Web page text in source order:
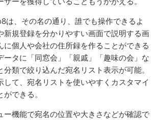
は、その名の通り、誰でも操作できるよ
新規登録を分かりやすい画面で説明する画
に個人や会社の住所録を作ることができる
ータに「同窓会」「親戚」「趣味の会」な
分類で絞り込んだ宛名リスト表示が可能。
して、宛名リストを使いやすくカスタマイ
できる。
ー機能で宛名の位置や大きさなどが確認で